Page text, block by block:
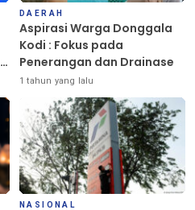
DAERAH
Aspirasi Warga Donggala
Kodi : Fokus pada
Penerangan dan Drainase
1 tahun yang lalu
NASIONAL